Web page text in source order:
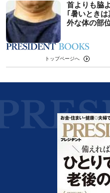
首よりも脇
｢暑いとき
外な体の部
トップページへ